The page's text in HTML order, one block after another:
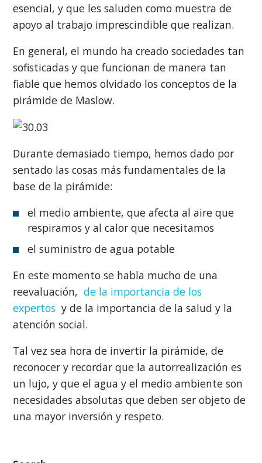
esencial, y que les saluden como muestra de
apoyo al trabajo imprescindible que realizan.
En general, el mundo ha creado sociedades tan
sofisticadas y que funcionan de manera tan
fiable que hemos olvidado los conceptos de la
pirámide de Maslow.
Durante demasiado tiempo, hemos dado por
sentado las cosas más fundamentales de la
base de la pirámide:
el medio ambiente, que afecta al aire que
respiramos y al calor que necesitamos
el suministro de agua potable
En este momento se habla mucho de una
reevaluación,de la importancia de los
expertos y de la importancia de la salud y la
atención social.
Tal vez sea hora de invertir la pirámide, de
reconocer y recordar que la autorrealización es
un lujo, y que el agua y el medio ambiente son
necesidades absolutas que deben ser objeto de
una mayor inversión y respeto.